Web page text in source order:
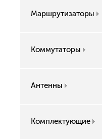
Маршрутизаторы
Коммутаторы
Антенны
Комплектующие